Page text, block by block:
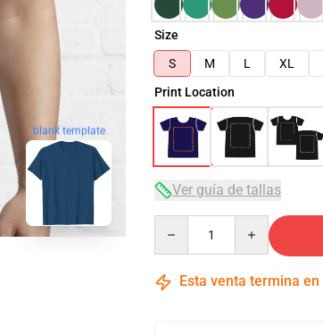
blank template
Size
S
M L XL
Print Location
Ver guía de tallas
Esta venta termina en